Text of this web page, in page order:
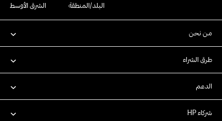
البلد/المنطقة الشرق الأوسط
من نحن
طرق الشراء
الدعم
شركاء HP